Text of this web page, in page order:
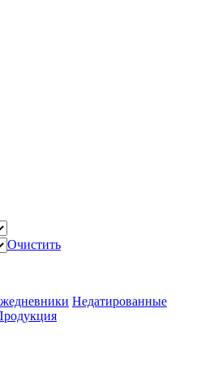
Очистить
Недатированные